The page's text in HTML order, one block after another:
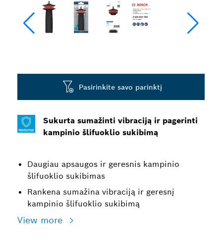
Sukurta sumažinti vibraciją ir pagerinti
kampinio šlifuoklio sukibimą
Daugiau apsaugos ir geresnis kampinio
šlifuoklio sukibimas
Rankena sumažina vibraciją ir geresnį
kampinio šlifuoklio sukibimą
View more
Pasirinkite savo parinktį